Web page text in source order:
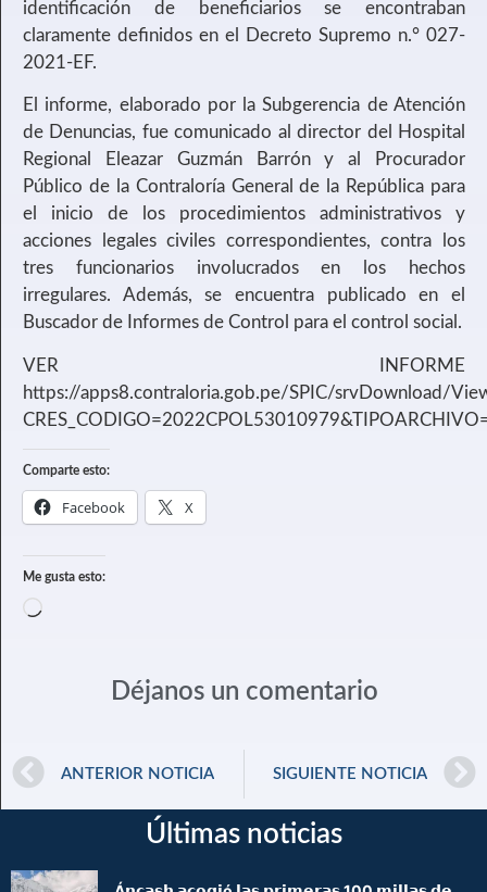
identificación de beneficiarios se encontraban
claramente definidos en el Decreto Supremo n.° 027-
2021-EF.
El informe, elaborado por la Subgerencia de Atención
de Denuncias, fue comunicado al director del Hospital
Regional Eleazar Guzmán Barrón y al Procurador
Público de la Contraloría General de la República para
el inicio de los procedimientos administrativos y
acciones legales civiles correspondientes, contra los
tres funcionarios involucrados en los hechos
irregulares. Además, se encuentra publicado en el
Buscador de Informes de Control para el control social.
VER INFORME
https://apps8.contraloria.gob.pe/SPIC/srvDownload/
Comparte esto:
Facebook X
Me gusta esto:
Déjanos un comentario
ANTERIOR NOTICIA SIGUIENTE NOTICIA
Últimas noticias